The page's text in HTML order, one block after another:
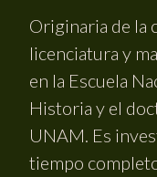
Originaria de la
licenciatura y
en la Escuela
Historia y el
UNAM. Es
tiempo